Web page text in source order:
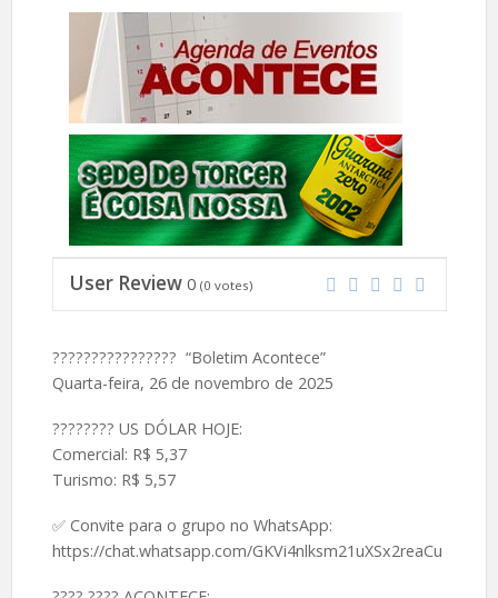
User Review 0 (0 votes)
???????????????? “Boletim Acontece”
Quarta-feira, 26 de novembro de 2025
????️???? US DÓLAR HOJE:
Comercial: R$ 5,37
Turismo: R$ 5,57
✅ Convite para o grupo no WhatsApp:
https://chat.whatsapp.com/GKVi4nlksm21uXSx2reaCu